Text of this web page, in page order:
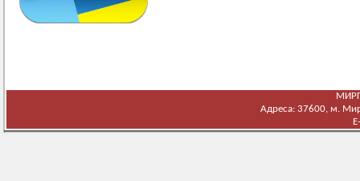
Адреса: 37600, м.